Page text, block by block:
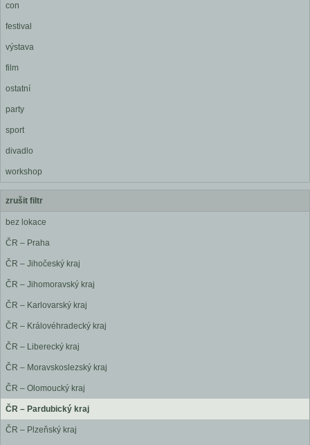
con
festival
výstava
film
ostatní
party
sport
divadlo
workshop
zrušit filtr
bez lokace
ČR – Praha
ČR – Jihočeský kraj
ČR – Jihomoravský kraj
ČR – Karlovarský kraj
ČR – Královéhradecký kraj
ČR – Liberecký kraj
ČR – Moravskoslezský kraj
ČR – Olomoucký kraj
ČR – Pardubický kraj
ČR – Plzeňský kraj